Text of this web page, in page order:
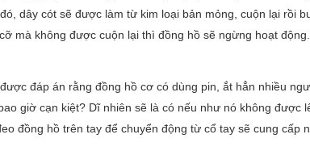
dây cót sẽ được làm từ kim loại bản mỏng, cuộn lại rồi
mà không được cuộn lại thì đồng hồ sẽ ngừng hoạt
đáp án rằng đồng hồ cơ có dùng pin, ắt hẳn nhiều
giờ cạn kiệt? Dĩ nhiên sẽ là có nếu như nó không
đồng hồ trên tay để chuyển động từ cổ tay sẽ cung cấp